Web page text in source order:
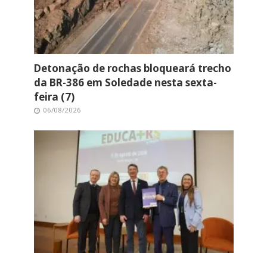
Detonação de rochas bloqueará trecho
da BR-386 em Soledade nesta sexta-
feira (7)
06/08/2026